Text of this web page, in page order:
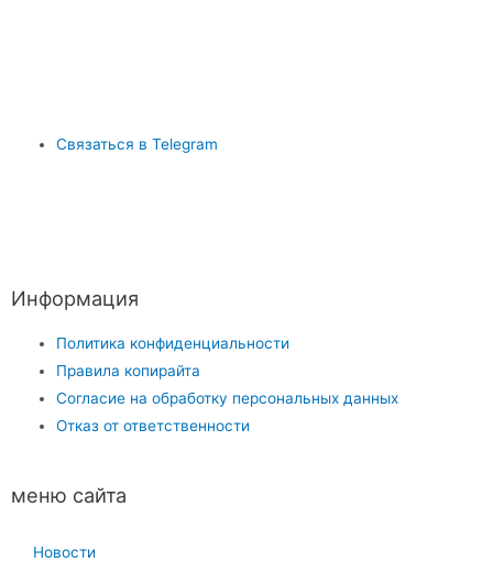
Связаться в Telegram
Информация
Политика конфиденциальности
Правила копирайта
Согласие на обработку персональных данных
Отказ от ответственности
меню сайта
Новости